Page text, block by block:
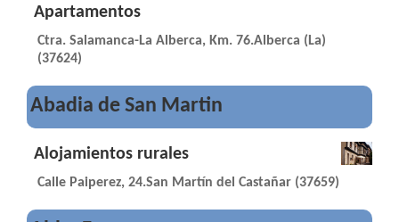
Apartamentos
Ctra. Salamanca-La Alberca, Km. 76.Alberca (La)
(37624)
Abadia de San Martin
Alojamientos rurales
Calle Paiperez, 24.San Martín del Castañar (37659)